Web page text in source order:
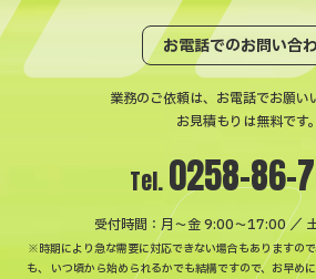
お電話でのお問い合
業務のご依頼は、お電話でお願い
お見積もりは無料です。
Tel.0258-86-
受付時間：月〜金 9:00～17:00 ／
※時期により急な需要に対応できない場合もありますの
も、
いつ頃から始められるかでも結構ですので、お早め